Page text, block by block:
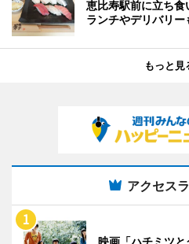
恵比寿駅前に立ち
ランチやデリバリー
もっと見
アクセス
映画「ハチミツと